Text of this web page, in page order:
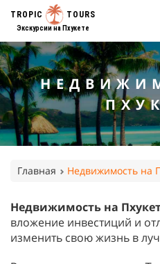
TROPIC TOURS
Экскурсии на Пхукете
Главная Недвижимость на
Недвижимость на
вложение инвестиций и
изменить свою жизнь в